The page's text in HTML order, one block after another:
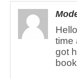
time
got